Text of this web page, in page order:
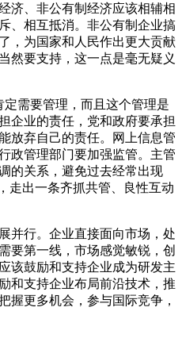
济、非公有制经济应该相辅相
、相互抵消。非公有制企业搞
，为国家和人民作出更大贡献
然要支持，这一点是毫无疑义
需要管理，而且这个管理是
企业的责任，党和政府要承担
放弃自己的责任。网上信息管
政管理部门要加强监管。主管
的关系，避免过去经常出现
走出一条齐抓共管、良性互动
并行。企业直接面向市场，处
要第一线，市场感觉敏锐，创
该鼓励和支持企业成为研发主
和支持企业布局前沿技术，推
握更多机会，参与国际竞争，